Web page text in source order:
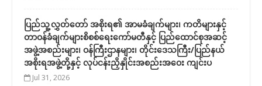
ပြည်သူ့လွှတ်တော် အစိုးရ၏ အာမခံချက်များ၊ ကတိများနှင့်
တာဝန်ခံချက်များစိစစ်ရေးကော်မတီနှင့် ပြည်ထောင်စုအဆင့်
အဖွဲ့အစည်းများ၊ ဝန်ကြီးဌာနများ၊ တိုင်းဒေသကြီး/ပြည်နယ်
အစိုးရအဖွဲ့တို့နှင့် လုပ်ငန်းညှိနှိုင်းအစည်းအဝေး ကျင်းပ
Jul 31, 2026